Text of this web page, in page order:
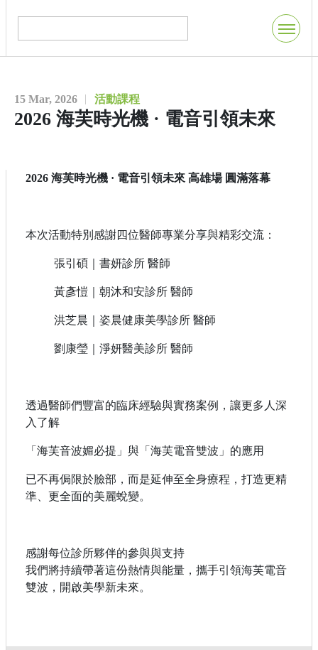
15 Mar, 2026 活動課程
2026 海芙時光機 · 電音引領未來
2026 海芙時光機 · 電音引領未來 高雄場 圓滿落幕
本次活動特別感謝四位醫師專業分享與精彩交流：
張引碩｜書妍診所 醫師
黃彥愷｜朝沐和安診所 醫師
洪芝晨｜姿晨健康美學診所 醫師
劉康瑩｜淨妍醫美診所 醫師
透過醫師們豐富的臨床經驗與實務案例，讓更多人深
入了解
「海芙音波媚必提」與「海芙電音雙波」的應用
已不再侷限於臉部，而是延伸至全身療程，打造更精
準、更全面的美麗蛻變。
感謝每位診所夥伴的參與與支持
我們將持續帶著這份熱情與能量，攜手引領海芙電音
雙波，開啟美學新未來。